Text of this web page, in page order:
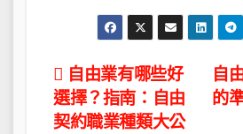
文
章
自
的
自由業有哪些好
選擇？指南：自由
契約職業種類大公